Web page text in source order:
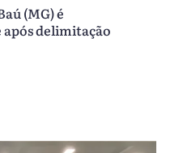
(MG) é
delimitação